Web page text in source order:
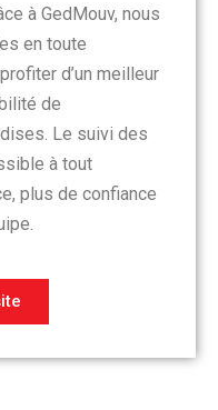
à GedMouv, nous
en toute
d’un meilleur
de
Le suivi des
à tout
plus de confiance